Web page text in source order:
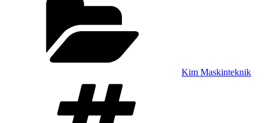
Kim Maskinteknik